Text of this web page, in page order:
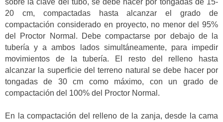
sobre la clave del tubo, se debe hacer por tongadas de 15-
20 cm, compactadas hasta alcanzar el grado de
compactación considerado en proyecto, no menor del 95%
del Proctor Normal. Debe compactarse por debajo de la
tubería y a ambos lados simultáneamente, para impedir
movimientos de la tubería. El resto del relleno hasta
alcanzar la superficie del terreno natural se debe hacer por
tongadas de 30 cm como máximo, con un grado de
compactación del 100% del Proctor Normal.
En la compactación del relleno de la zanja, desde la cama